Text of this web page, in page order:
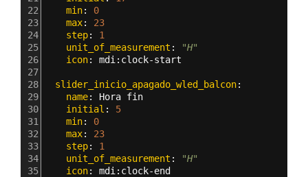
22
min: 0
23
max: 23
24
step:
25
unit_of_measurement :
"H"
26
icon: mdi : clock-start
27
28
  slider_inicio_apagado_wled_balcon
:
29
name: Hora fin
30
initial : 5
31
min: 0
32
max: 23
33
step:
34
unit_of_measurement :
"H"
35
icon: mdi : clock-end